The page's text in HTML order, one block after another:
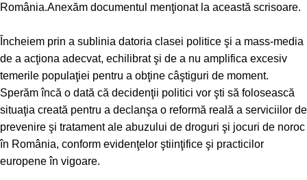
România.Anexăm documentul menţionat la această scrisoare.
Încheiem prin a sublinia datoria clasei politice şi a mass-media
de a acţiona adecvat, echilibrat şi de a nu amplifica excesiv
temerile populaţiei pentru a obţine câştiguri de moment.
Sperăm încă o dată că decidenţii politici vor şti să folosească
situaţia creată pentru a declanşa o reformă reală a serviciilor de
prevenire şi tratament ale abuzului de droguri şi jocuri de noroc
în România, conform evidenţelor ştiinţifice şi practicilor
europene în vigoare.